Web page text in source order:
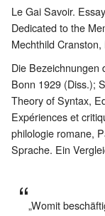
Le Gai Savoir.
Dedicated to the
Mechthild
Die Bezeichnungen
Bonn 1929 (Diss.);
Theory of Syntax,
Expériences et
philologie romane,
Sprache. Ein
„Womit